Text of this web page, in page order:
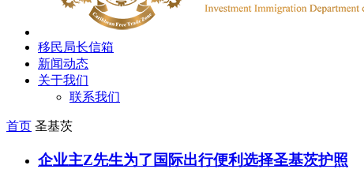
移民局长信箱
新闻动态
关于我们
联系我们
首页 圣基茨
企业主Z先生为了国际出行便利选择圣基茨护照